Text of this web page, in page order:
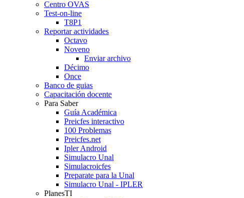
Centro OVAS
Test-on-line
T8P1
Reportar actividades
Octavo
Noveno
Enviar archivo
Décimo
Once
Banco de guias
Capacitación docente
Para Saber
Guía Académica
Preicfes interactivo
100 Problemas
Preicfes.net
Ipler Android
Simulacro Unal
Simulacroicfes
Preparate para la Unal
Simulacro Unal - IPLER
PlanesTI